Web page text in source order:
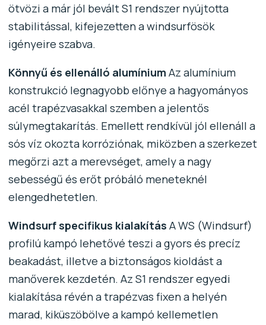
ötvözi a már jól bevált S1 rendszer nyújtotta
stabilitással, kifejezetten a windsurfösök
igényeire szabva.
Könnyű és ellenálló alumínium Az alumínium
konstrukció legnagyobb előnye a hagyományos
acél trapézvasakkal szemben a jelentős
súlymegtakarítás. Emellett rendkívül jól ellenáll a
sós víz okozta korróziónak, miközben a szerkezet
megőrzi azt a merevséget, amely a nagy
sebességű és erőt próbáló meneteknél
elengedhetetlen.
Windsurf specifikus kialakítás A WS (Windsurf)
profilú kampó lehetővé teszi a gyors és precíz
beakadást, illetve a biztonságos kioldást a
manőverek kezdetén. Az S1 rendszer egyedi
kialakítása révén a trapézvas fixen a helyén
marad, kiküszöbölve a kampó kellemetlen